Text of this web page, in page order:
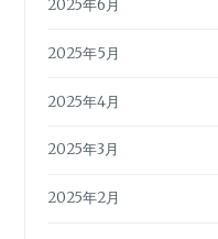
2025年6月
2025年5月
2025年4月
2025年3月
2025年2月